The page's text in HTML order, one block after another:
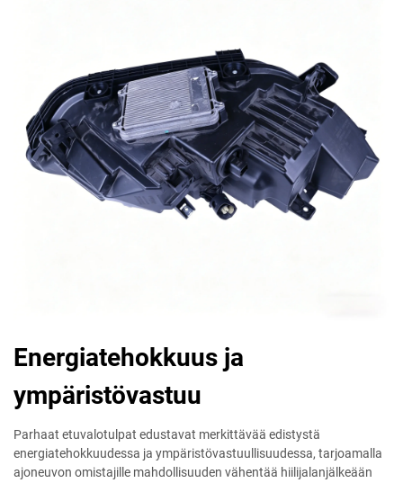
Energiatehokkuus ja
ympäristövastuu
Parhaat etuvalotulpat edustavat merkittävää edistystä
energiatehokkuudessa ja ympäristövastuullisuudessa, tarjoamalla
ajoneuvon omistajille mahdollisuuden vähentää hiilijalanjälkeään